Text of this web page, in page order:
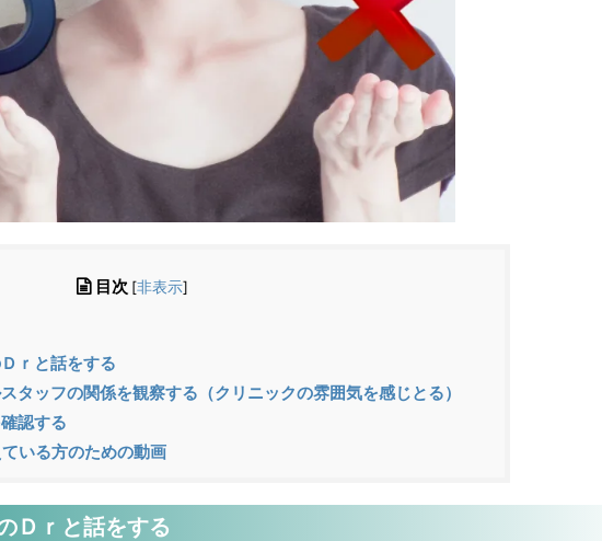
目次 [非表示]
ｒと話をする
タッフの関係を観察する（クリニックの雰囲気を感じとる）
認する
いる方のための動画
Ｄｒと話をする